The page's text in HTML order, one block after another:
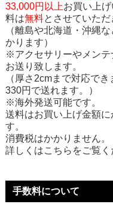
33,000円以上お買い上
料は無料とさせていただ
（離島や北海道・沖縄
かります）
※アクセサリーやメンテ
お送り致します。
（厚さ2cmまで対応で
330円で送れます。）
※海外発送可能です。
送料はお買い上げ金額
す。
消費税はかかりません。
詳しくはこちらをご覧く
手数料について